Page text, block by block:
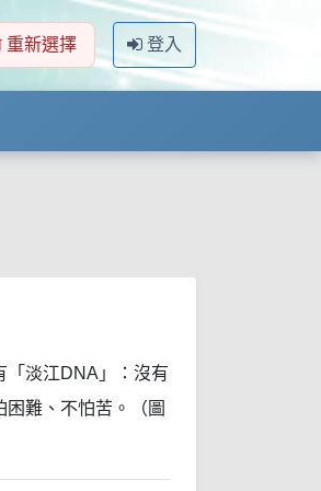
重新選擇 登入
「淡江DNA」：沒有
困難、不怕苦。（圖